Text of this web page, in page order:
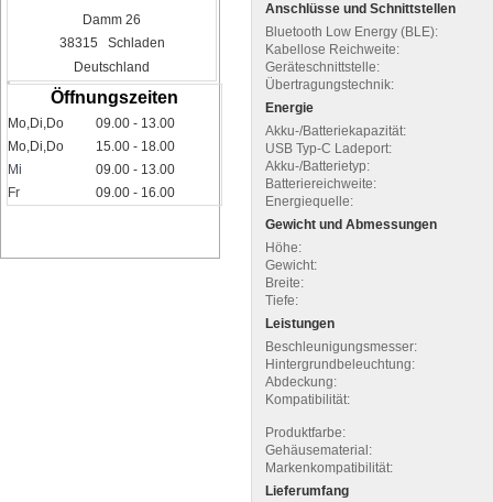
Damm 26
38315 Schladen
Deutschland
Öffnungszeiten
Mo,Di,Do
09.00 - 13.00
Mo,Di,Do
15.00 - 18.00
Mi
09.00 - 13.00
Fr
09.00 - 16.00
Anschlüsse und Schnittstellen
Bluetooth Low Energy (BLE):
Kabellose Reichweite:
Geräteschnittstelle:
Übertragungstechnik:
Energie
Akku-/Batteriekapazität:
USB Typ-C Ladeport:
Akku-/Batterietyp:
Batteriereichweite:
Energiequelle:
Gewicht und Abmessungen
Höhe:
Gewicht:
Breite:
Tiefe:
Leistungen
Beschleunigungsmesser:
Hintergrundbeleuchtung:
Abdeckung:
Kompatibilität:
Produktfarbe:
Gehäusematerial:
Markenkompatibilität:
Lieferumfang